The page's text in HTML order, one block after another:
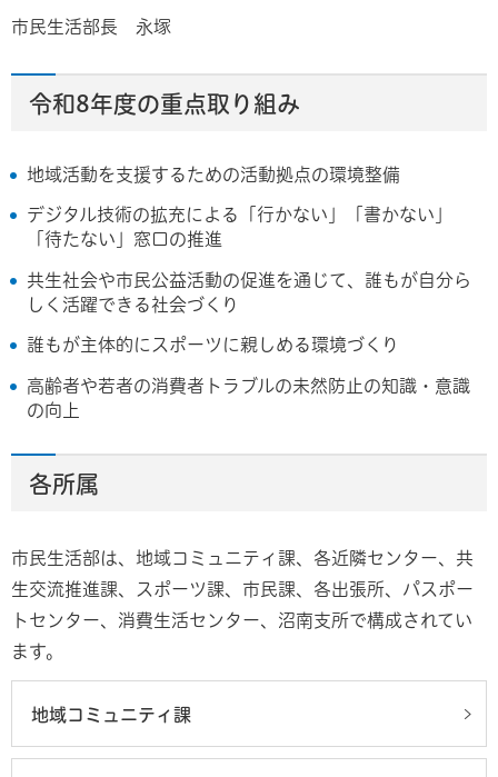
市民生活部長 永塚
令和8年度の重点取り組み
地域活動を支援するための活動拠点の環境整備
デジタル技術の拡充による「行かない」「書かない」
「待たない」窓口の推進
共生社会や市民公益活動の促進を通じて、誰もが自分ら
しく活躍できる社会づくり
誰もが主体的にスポーツに親しめる環境づくり
高齢者や若者の消費者トラブルの未然防止の知識・意識
の向上
各所属
市民生活部は、地域コミュニティ課、各近隣センター、共
生交流推進課、スポーツ課、市民課、各出張所、パスポー
トセンター、消費生活センター、沼南支所で構成されてい
ます。
地域コミュニティ課